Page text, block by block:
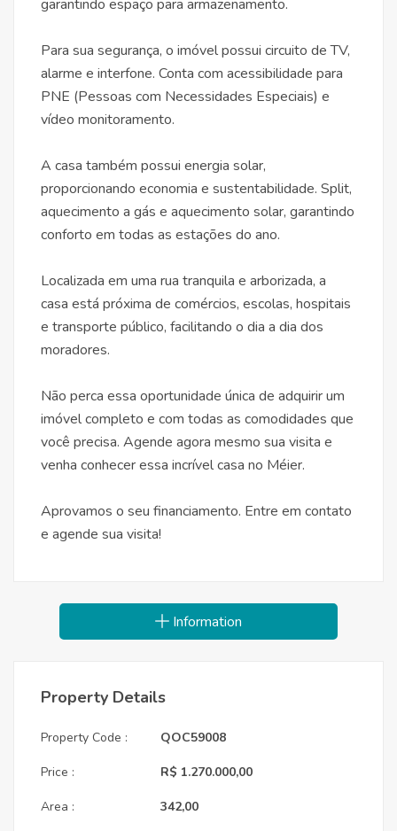
garantindo espaço para armazenamento.
Para sua segurança, o imóvel possui circuito de TV,
alarme e interfone. Conta com acessibilidade para
PNE (Pessoas com Necessidades Especiais) e
vídeo monitoramento.
A casa também possui energia solar,
proporcionando economia e sustentabilidade. Split,
aquecimento a gás e aquecimento solar, garantindo
conforto em todas as estações do ano.
Localizada em uma rua tranquila e arborizada, a
casa está próxima de comércios, escolas, hospitais
e transporte público, facilitando o dia a dia dos
moradores.
Não perca essa oportunidade única de adquirir um
imóvel completo e com todas as comodidades que
você precisa. Agende agora mesmo sua visita e
venha conhecer essa incrível casa no Méier.
Aprovamos o seu financiamento. Entre em contato
e agende sua visita!
Information
Property Details
Property Code :
Price :
Area :
QOC59008
R$ 1.270.000,00
342,00